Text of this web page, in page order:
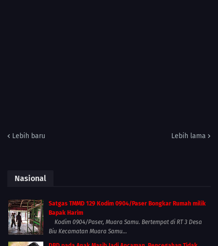
Lebih baru Lebih lama
Nasional
Satgas TMMD 129 Kodim 0904/Paser Bongkar Rumah milik
Bapak Harim
Kodim 0904/Paser, Muara Samu. Bertempat di RT 3 Desa
Biu Kecamatan Muara Samu...